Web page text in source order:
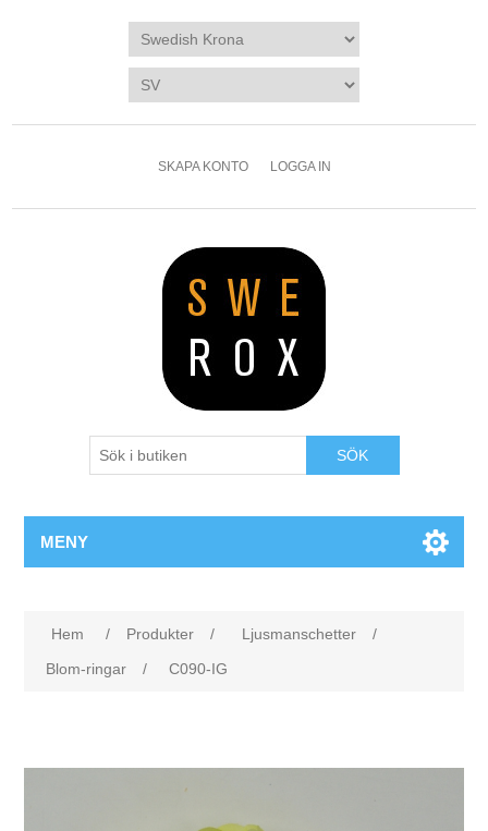
SKAPA KONTO LOGGA IN
SÖK
MENY
Hem / Produkter / Ljusmanschetter
/
Blom-ringar
/ C090-IG